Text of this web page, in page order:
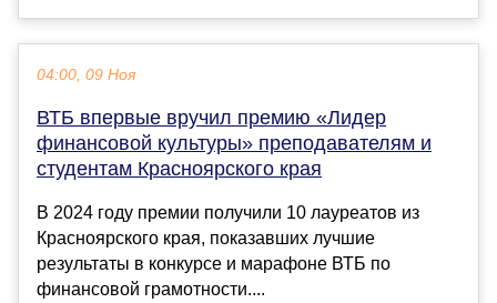
04:00, 09 Ноя
ВТБ впервые вручил премию «Лидер
финансовой культуры» преподавателям и
студентам Красноярского края
В 2024 году премии получили 10 лауреатов из
Красноярского края, показавших лучшие
результаты в конкурсе и марафоне ВТБ по
финансовой грамотности....